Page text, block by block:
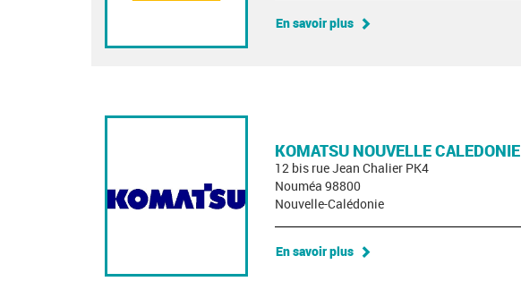
En savoir plus
KOMATSU NOUVELLE CALEDONIE
12 bis rue Jean Chalier PK4
Nouméa 98800
Nouvelle-Calédonie
En savoir plus